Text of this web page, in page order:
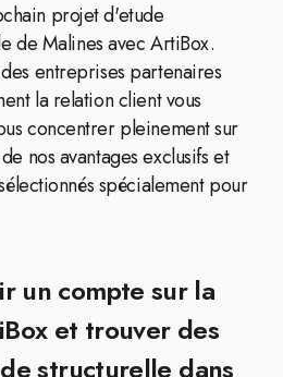
projet d'etude
de Malines avec ArtiBox.
entreprises partenaires
la relation client vous
concentrer pleinement sur
nos avantages exclusifs et
spécialement pour
un compte sur la
et trouver des
structurelle dans